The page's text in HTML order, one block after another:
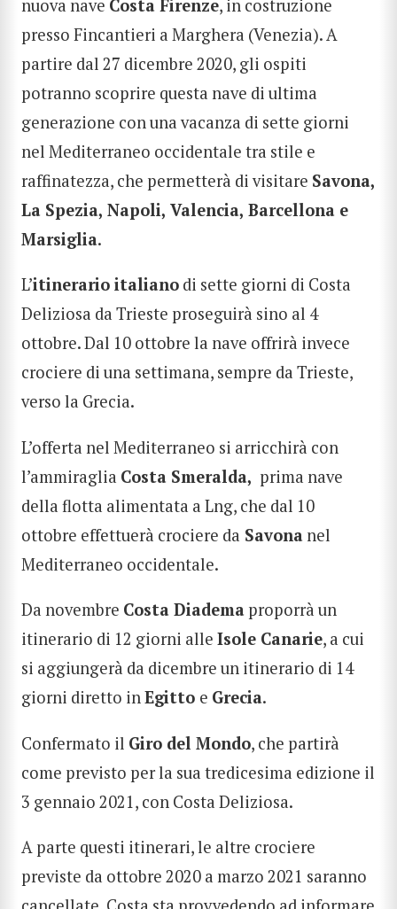
nuova nave Costa Firenze, in costruzione
presso Fincantieri a Marghera (Venezia). A
partire dal 27 dicembre 2020, gli ospiti
potranno scoprire questa nave di ultima
generazione con una vacanza di sette giorni
nel Mediterraneo occidentale tra stile e
raffinatezza, che permetterà di visitare Savona,
La Spezia, Napoli, Valencia, Barcellona e
Marsiglia.
L’itinerario italiano di sette giorni di Costa
Deliziosa da Trieste proseguirà sino al 4
ottobre. Dal 10 ottobre la nave offrirà invece
crociere di una settimana, sempre da Trieste,
verso la Grecia.
L’offerta nel Mediterraneo si arricchirà con
l’ammiraglia Costa Smeralda, prima nave
della flotta alimentata a Lng, che dal 10
ottobre effettuerà crociere da Savona nel
Mediterraneo occidentale.
Da novembre Costa Diadema proporrà un
itinerario di 12 giorni alle Isole Canarie, a cui
si aggiungerà da dicembre un itinerario di 14
giorni diretto inEgitto e Grecia.
Confermato il Giro del Mondo, che partirà
come previsto per la sua tredicesima edizione il
3 gennaio 2021, con Costa Deliziosa.
A parte questi itinerari, le altre crociere
previste da ottobre 2020 a marzo 2021 saranno